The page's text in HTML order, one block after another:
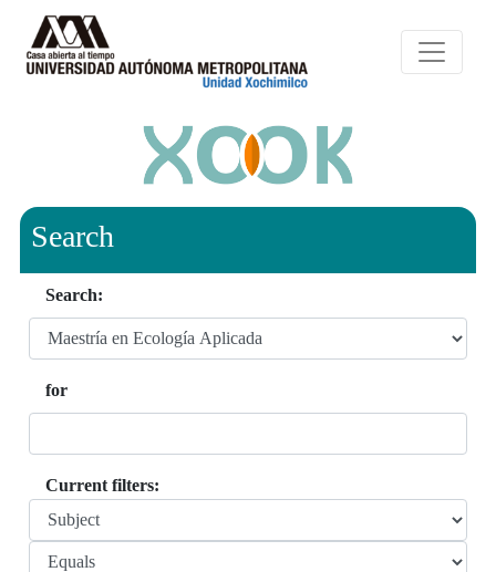
Search
Search:
for
Current filters: